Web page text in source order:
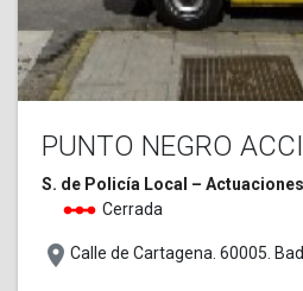
PUNTO NEGRO
S. de Policía Local – Actuaciones
linear_scale Cerrada
place Calle de Cartagena. 60005.